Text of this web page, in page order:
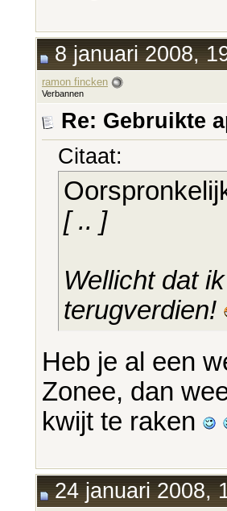
8 januari 2008,
ramon fincken
Verbannen
Re: Gebruikte
Citaat:
[ .. ]
Wellicht dat
terugverdien!
Heb je al een
Zonee, dan
kwijt te raken
24 januari 2008,